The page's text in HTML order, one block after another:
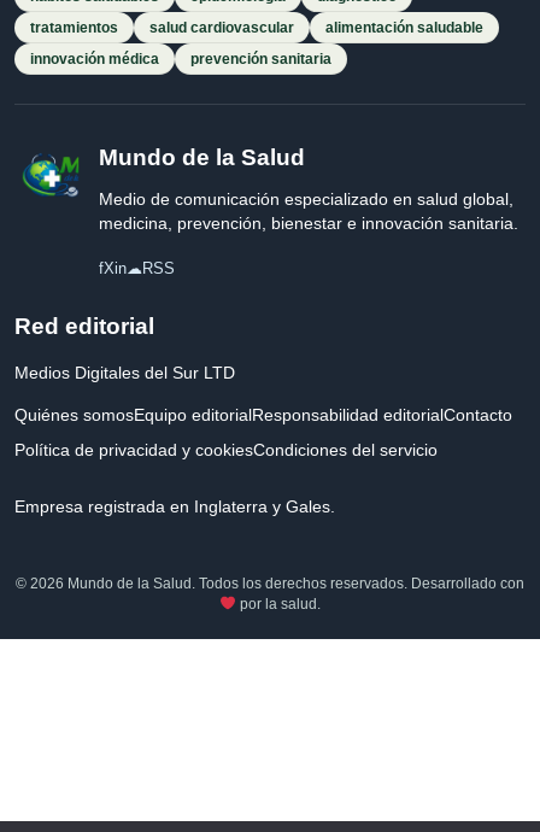
tratamientos
salud cardiovascular
alimentación saludable
innovación médica
prevención sanitaria
Mundo de la Salud
Medio de comunicación especializado en salud global,
medicina, prevención, bienestar e innovación sanitaria.
fXin☁RSS
Red editorial
Medios Digitales del Sur LTD
Quiénes somosEquipo editorialResponsabilidad editorialContacto
Política de privacidad y cookiesCondiciones del servicio
Empresa registrada en Inglaterra y Gales.
© 2026 Mundo de la Salud. Todos los derechos reservados. Desarrollado con
por la salud.